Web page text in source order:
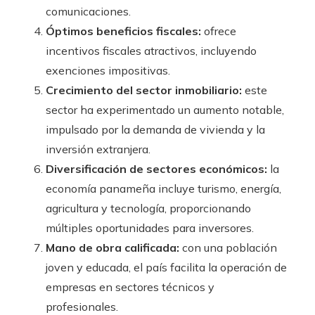
comunicaciones.
Óptimos beneficios fiscales: ofrece
incentivos fiscales atractivos, incluyendo
exenciones impositivas.
Crecimiento del sector inmobiliario: este
sector ha experimentado un aumento notable,
impulsado por la demanda de vivienda y la
inversión extranjera.
Diversificación de sectores económicos: la
economía panameña incluye turismo, energía,
agricultura y tecnología, proporcionando
múltiples oportunidades para inversores.
Mano de obra calificada: con una población
joven y educada, el país facilita la operación de
empresas en sectores técnicos y
profesionales.